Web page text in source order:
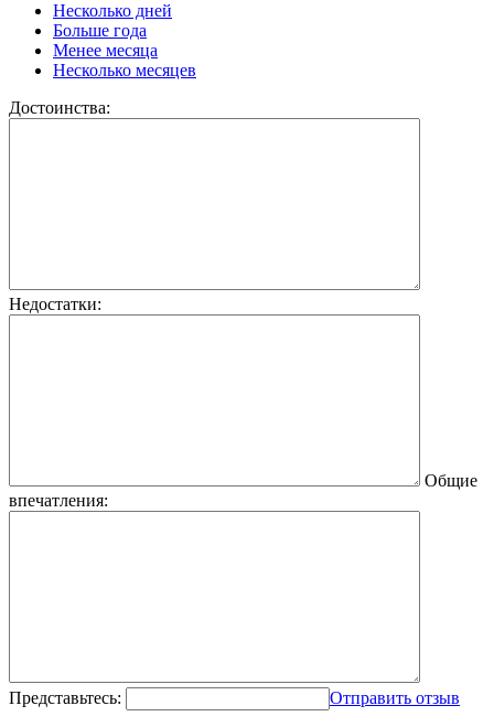
Несколько дней
Больше года
Менее месяца
Несколько месяцев
Достоинства:
Недостатки:
Общие
впечатления:
Представьтесь: Отправить отзыв